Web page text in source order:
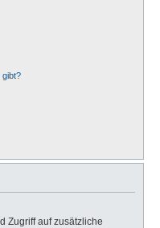
gibt?
Zugriff auf zusätzliche